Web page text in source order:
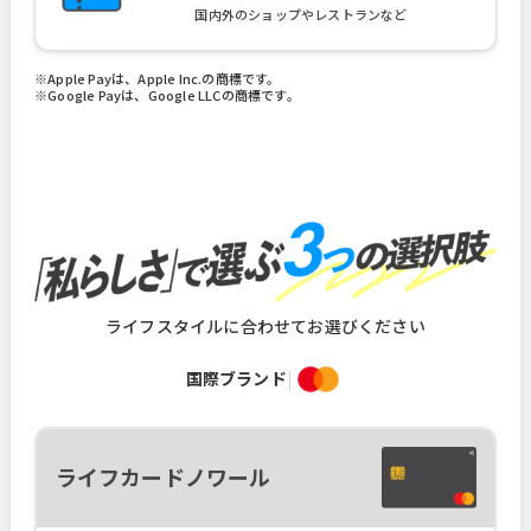
国内外のショップやレストランなど
※Apple Payは、Apple Inc.の商標です。
※Google Payは、Google LLCの商標です。
ライフスタイルに合わせてお選びください
国際ブランド|
ライフカードノワール